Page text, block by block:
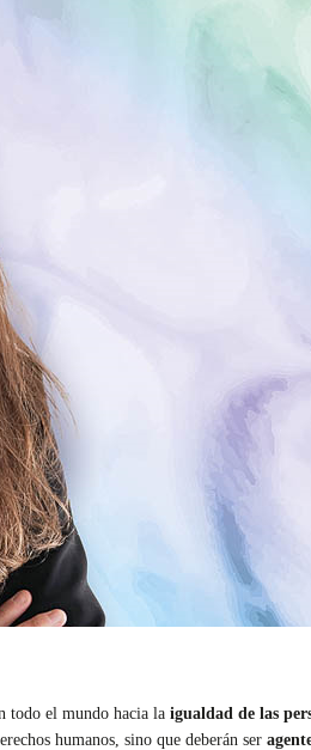
todo el mundo hacia la igualdad de las
humanos, sino que deberán ser